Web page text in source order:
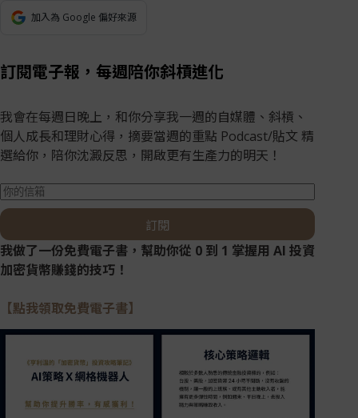
加入為 Google 偏好來源
訂閱電子報，每週陪你斜槓進化
我會在每週日晚上，和你分享我一週的自媒體、斜槓、
個人成長和理財心得，摘要當週的重點 Podcast/貼文 精
選給你，陪你沈澱反思，開啟更有生產力的明天！
訂閱
我做了一份免費電子書，幫助你從 0 到 1 掌握用 AI 投資
加密貨幣賺錢的技巧！
【點我領取免費電子書】